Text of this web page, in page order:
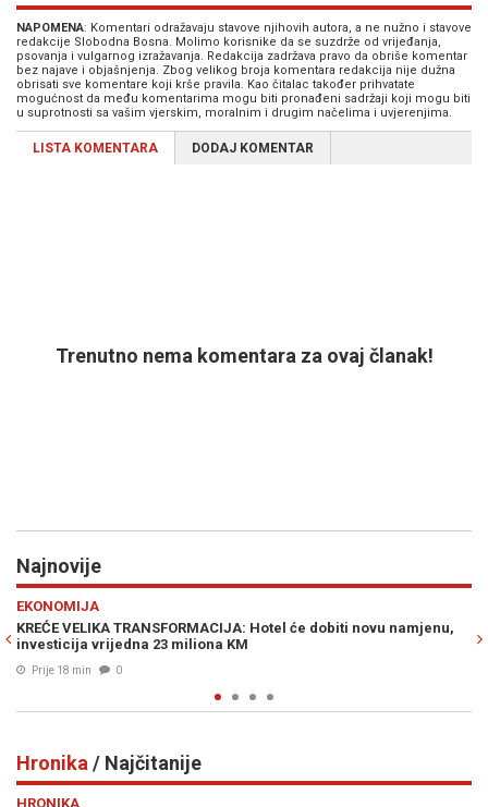
NAPOMENA: Komentari odražavaju stavove njihovih autora, a ne nužno i stavove
redakcije Slobodna Bosna. Molimo korisnike da se suzdrže od vrijeđanja,
psovanja i vulgarnog izražavanja. Redakcija zadržava pravo da obriše komentar
bez najave i objašnjenja. Zbog velikog broja komentara redakcija nije dužna
obrisati sve komentare koji krše pravila. Kao čitalac također prihvatate
mogućnost da među komentarima mogu biti pronađeni sadržaji koji mogu biti
u suprotnosti sa vašim vjerskim, moralnim i drugim načelima i uvjerenjima.
LISTA KOMENTARA DODAJ KOMENTAR
Trenutno nema komentara za ovaj članak!
Najnovije
Hotel će dobiti novu namjenu,
BRZA POŠTA ZA SPECIJALCE:
logistika za tajne policijske
Hronika / Najčitanije